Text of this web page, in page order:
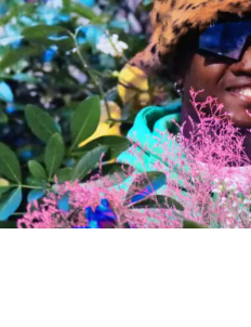
Flipboard
Reddit
Pinterest
Whatsapp
Email